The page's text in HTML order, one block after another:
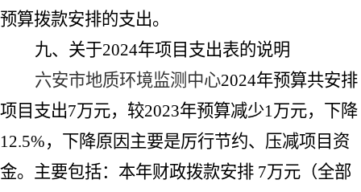
预算拨款安排的支出。
九、关于2024年项目支出表的说明
六安市地质环境监测中心2024年预算共安排
项目支出7万元，较2023年预算减少1万元，下降
12.5%，下降原因主要是厉行节约、压减项目资
金。 主要包括：本年财政拨款安排 7万元（全部